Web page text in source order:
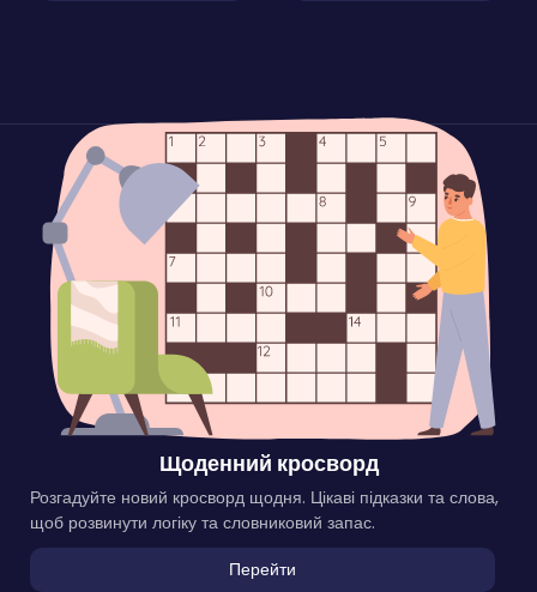
Щоденний кросворд
Розгадуйте новий кросворд щодня. Цікаві підказки та слова,
щоб розвинути логіку та словниковий запас.
Перейти